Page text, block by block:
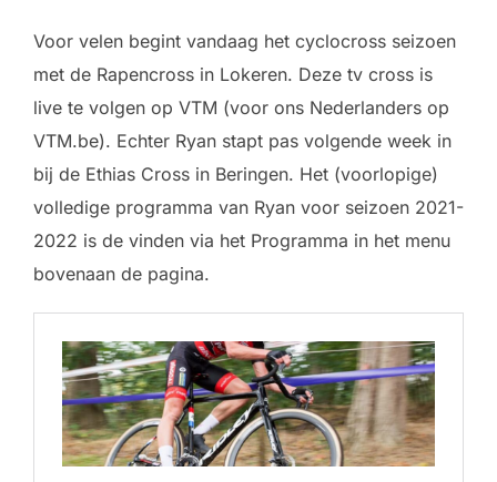
Voor velen begint vandaag het cyclocross seizoen
met de Rapencross in Lokeren. Deze tv cross is
live te volgen op VTM (voor ons Nederlanders op
VTM.be). Echter Ryan stapt pas volgende week in
bij de Ethias Cross in Beringen. Het (voorlopige)
volledige programma van Ryan voor seizoen 2021-
2022 is de vinden via het Programma in het menu
bovenaan de pagina.